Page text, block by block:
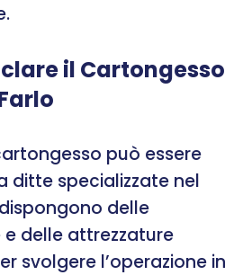
il Cartongesso
può essere
ditte specializzate nel
delle
delle attrezzature
svolgere l’operazione in